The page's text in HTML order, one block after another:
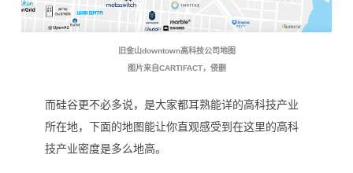
旧金山downtown高科技公司地图
图片来自CARTIFACT，侵删
而硅谷更不必多说，是大家都耳熟能详的高科技产业
所在地，下面的地图能让你直观感受到在这里的高科
技产业密度是多么地高。